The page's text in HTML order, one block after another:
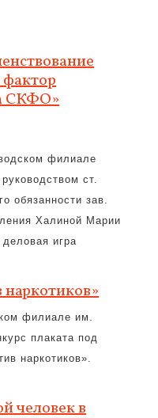
СКФО»
филиале
ст.
обязанности зав.
Халиной Марии
игра
наркотиков»
филиале им.
плаката под
наркотиков».
человек в